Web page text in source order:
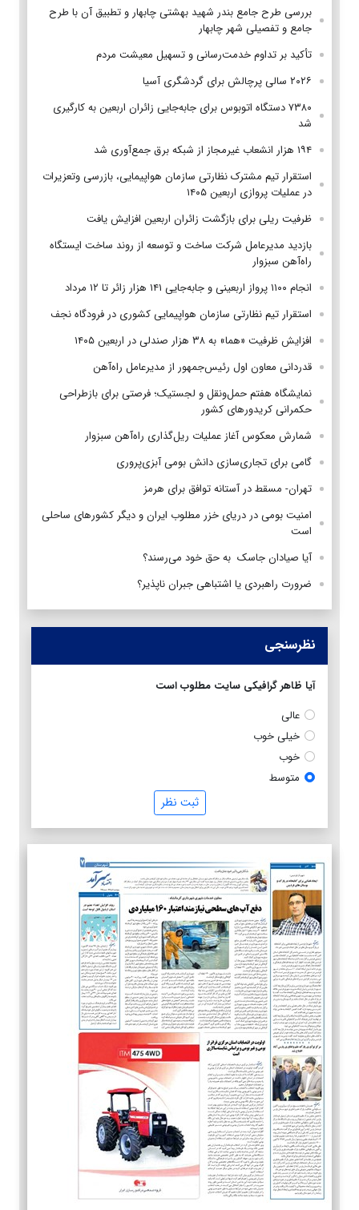
بررسی طرح جامع بندر شهید بهشتی چابهار و تطبیق آن با طرح
جامع و تفصیلی شهر چابهار
تأکید بر تداوم خدمت‌رسانی و تسهیل معیشت مردم
۲۰۲۶ سالی پرچالش برای گردشگری آسیا
۷۳۸۰ دستگاه اتوبوس برای جابه‌جایی زائران اربعین به‌ کارگیری
شد
۱۹۴ هزار انشعاب غیرمجاز از شبکه برق جمع‌آوری شد
استقرار تیم مشترک نظارتی سازمان هواپیمایی، بازرسی وتعزیرات
در عملیات پروازی اربعین ۱۴۰۵
ظرفیت ریلی برای بازگشت زائران اربعین افزایش یافت
بازدید مدیرعامل شرکت ساخت و توسعه از روند ساخت ایستگاه
راه‌آهن سبزوار
انجام ۱۱۰۰ پرواز اربعینی و جابه‌جایی ۱۴۱ هزار زائر تا ۱۲ مرداد
استقرار تیم‌ نظارتی سازمان هواپیمایی کشوری در فرودگاه نجف
افزایش ظرفیت «هما» به ۳۸ هزار صندلی در اربعین ۱۴۰۵
قدردانی معاون اول رئیس‌جمهور از مدیرعامل راه‌آهن
نمایشگاه هفتم حمل‌ونقل و لجستیک؛ فرصتی برای بازطراحی
حکمرانی کریدورهای کشور
شمارش معکوس آغاز عملیات ریل‌گذاری راه‌آهن سبزوار
گامی برای تجاری‌سازی دانش بومی آبزی‌پروری
تهران- مسقط در آستانه توافق برای هرمز
امنیت بومی در دریای خزر مطلوب ایران و دیگر کشورهای ساحلی
است
آیا صیادان جاسک به حق خود می‌رسند؟
ضرورت راهبردی یا اشتباهی جبران ناپذیر؟
نظرسنجی
آیا ظاهر گرافیکی سایت مطلوب است
عالی
خیلی خوب
خوب
متوسط
ثبت نظر